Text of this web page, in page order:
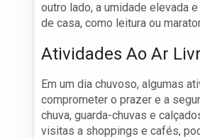
outro lado, a umidade elevada
de casa, como leitura ou
Atividades Ao Ar
Em um dia chuvoso, algumas
comprometer o prazer e a
chuva, guarda-chuvas e
visitas a shoppings e cafés,